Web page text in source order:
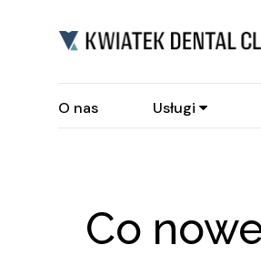
O nas Usługi
Co